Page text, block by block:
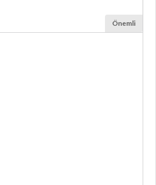
Önemli